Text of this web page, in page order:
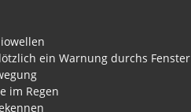
ein Warnung durchs Fenster
im Regen